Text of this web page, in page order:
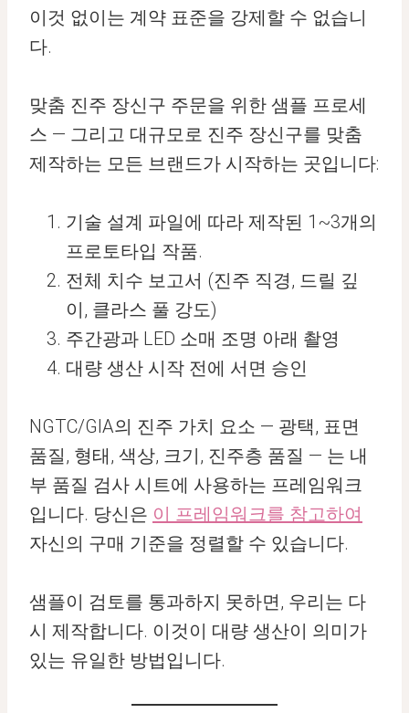
이것 없이는 계약 표준을 강제할 수 없습니
다.
맞춤 진주 장신구 주문을 위한 샘플 프로세
스 — 그리고 대규모로 진주 장신구를 맞춤
제작하는 모든 브랜드가 시작하는 곳입니다:
기술 설계 파일에 따라 제작된 1~3개의
프로토타입 작품.
전체 치수 보고서 (진주 직경, 드릴 깊
이, 클라스 풀 강도)
주간광과 LED 소매 조명 아래 촬영
대량 생산 시작 전에 서면 승인
NGTC/GIA의 진주 가치 요소 — 광택, 표면
품질, 형태, 색상, 크기, 진주층 품질 — 는 내
부 품질 검사 시트에 사용하는 프레임워크
입니다. 당신은 이 프레임워크를 참고하여
자신의 구매 기준을 정렬할 수 있습니다.
샘플이 검토를 통과하지 못하면, 우리는 다
시 제작합니다. 이것이 대량 생산이 의미가
있는 유일한 방법입니다.